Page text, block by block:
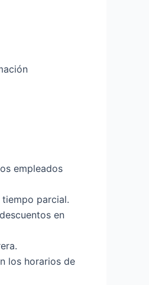
empleados
parcial.
en
los horarios de